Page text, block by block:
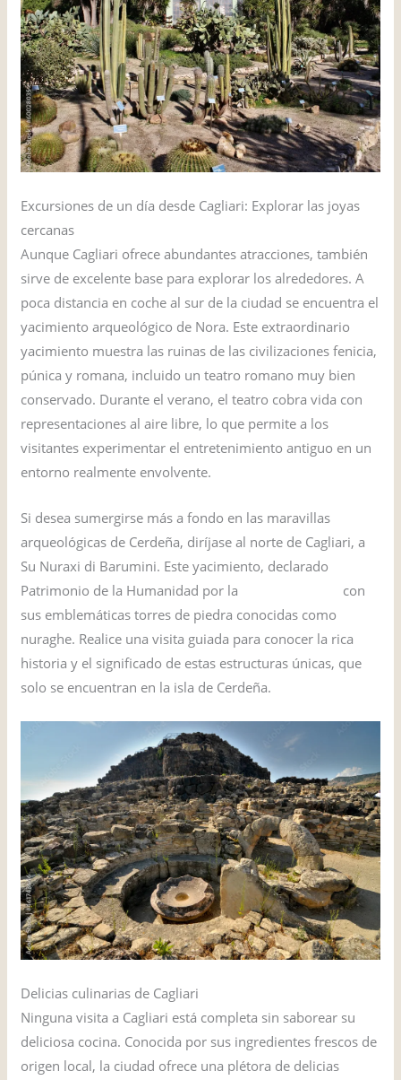
Excursiones de un día desde Cagliari: Explorar las joyas
cercanas
Aunque Cagliari ofrece abundantes atracciones, también
sirve de excelente base para explorar los alrededores. A
poca distancia en coche al sur de la ciudad se encuentra el
yacimiento arqueológico de Nora. Este extraordinario
yacimiento muestra las ruinas de las civilizaciones fenicia,
púnica y romana, incluido un teatro romano muy bien
conservado. Durante el verano, el teatro cobra vida con
representaciones al aire libre, lo que permite a los
visitantes experimentar el entretenimiento antiguo en un
entorno realmente envolvente.
Si desea sumergirse más a fondo en las maravillas
arqueológicas de Cerdeña, diríjase al norte de Cagliari, a
Su Nuraxi di Barumini. Este yacimiento, declarado
Patrimonio de la Humanidad por la
con
sus emblemáticas torres de piedra conocidas como
nuraghe. Realice una visita guiada para conocer la rica
historia y el significado de estas estructuras únicas, que
solo se encuentran en la isla de Cerdeña.
Delicias culinarias de Cagliari
Ninguna visita a Cagliari está completa sin saborear su
deliciosa cocina. Conocida por sus ingredientes frescos de
origen local, la ciudad ofrece una plétora de delicias